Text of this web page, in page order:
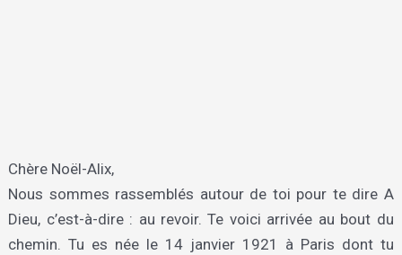
Chère Noël-Alix,
Nous sommes rassemblés autour de toi pour te dire A
Dieu, c’est-à-dire : au revoir. Te voici arrivée au bout du
chemin. Tu es née le 14 janvier 1921 à Paris dont tu